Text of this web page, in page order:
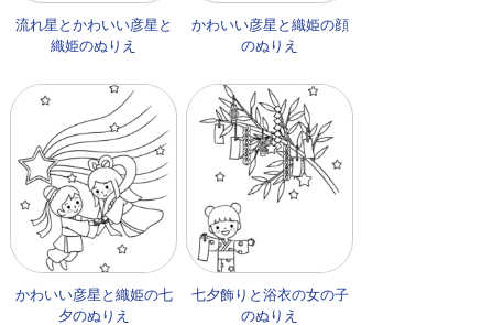
流れ星とかわいい彦星と
織姫のぬりえ
かわいい彦星と織姫の顔
のぬりえ
かわいい彦星と織姫の七
夕のぬりえ
七夕飾りと浴衣の女の子
のぬりえ